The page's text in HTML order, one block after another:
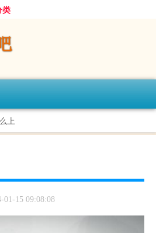
类
上
01-15 09:08:08